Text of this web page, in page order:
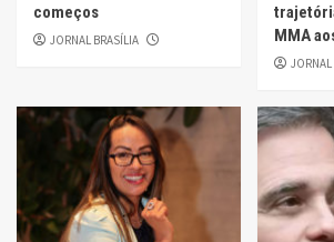
começos
JORNAL BRASÍLIA
MMA
JORNAL